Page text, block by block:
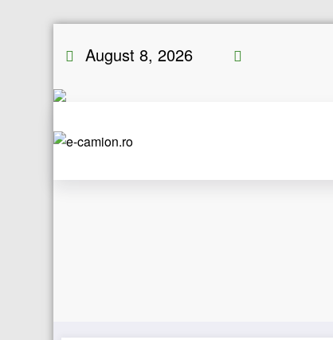
August 8, 2026